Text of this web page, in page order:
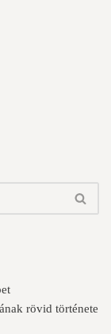
rövid története